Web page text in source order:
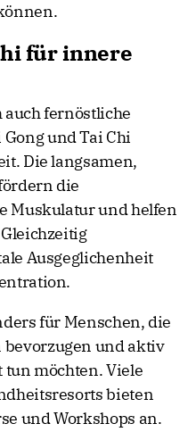
für innere
auch fernöstliche
und Tai Chi
Die langsamen,
die
Muskulatur und helfen
Ausgeglichenheit
für Menschen, die
bevorzugen und aktiv
möchten. Viele
bieten
und Workshops an.